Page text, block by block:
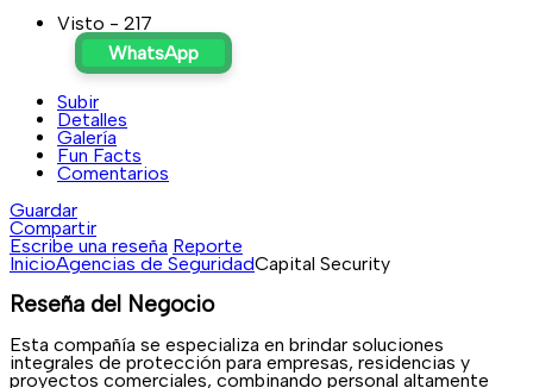
Visto - 217
WhatsApp
Subir
Detalles
Galería
Fun Facts
Comentarios
Guardar
Compartir
Escribe una reseña Reporte
InicioAgencias de SeguridadCapital Security
Reseña del Negocio
Esta compañía se especializa en brindar soluciones
integrales de protección para empresas, residencias y
proyectos comerciales, combinando personal altamente